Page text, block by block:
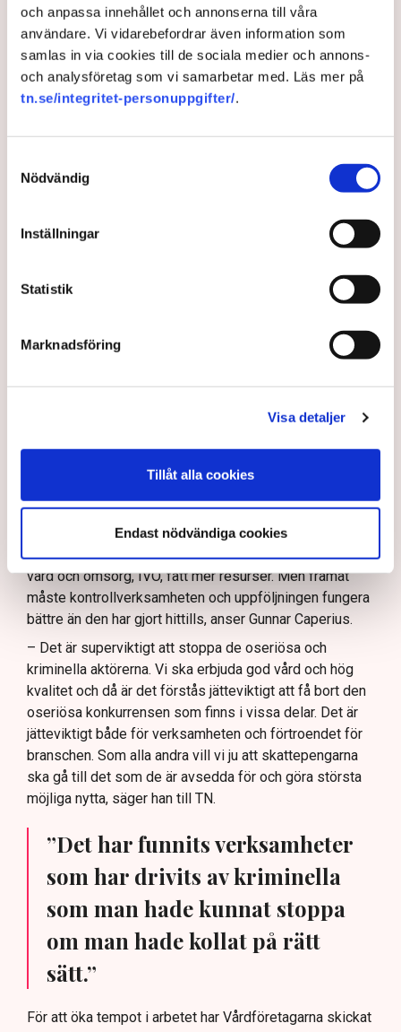
och anpassa innehållet och annonserna till våra
användare. Vi vidarebefordrar även information som
samlas in via cookies till de sociala medier och annons-
och analysföretag som vi samarbetar med. Läs mer på
tn.se/integritet-personuppgifter/.
Nödvändig
Inställningar
Statistik
Marknadsföring
Visa detaljer
Tillåt alla cookies
Endast nödvändiga cookies
varnar politiken för att tappa fokus. ”Då
kommer det att lamslå allt annat arbete
i massor av år framåt”, säger han till TN.
mer under nästa mandatperiod. Så sammanfattar Gunnar
branschorganisationen Vårdföretagarna, läget i den
Gunnar Caperius, förbundsdirektör för
Vårdföretagarna, betonar behovet av ökat arbete
Regeringen har utökat myndigheters möjligheter att
vårdinrättningar måste förbättras, enligt Caperius.
Vårdföretagarna vill se skärpta
bakgrundskontroller och mer fysisk tillsyn.
Stockholms stad ses som ett gott exempel när det
kommer till effektiv kontroll av vårdinrättningar.
Framtida lagstiftning bör möjliggöra kontinuerlig
kontroll av anställda inom vården, anser
Vårdföretagarna.
Vårdföretagarna välkomnar att den sittande regeringen
bland annat har utökat möjligheterna för myndigheter att
dela information med varandra och att Inspektionen för
vård och omsorg, IVO, fått mer resurser. Men framåt
måste kontrollverksamheten och uppföljningen fungera
bättre än den har gjort hittills, anser Gunnar Caperius.
– Det är superviktigt att stoppa de oseriösa och
kriminella aktörerna. Vi ska erbjuda god vård och hög
kvalitet och då är det förstås jätteviktigt att få bort den
oseriösa konkurrensen som finns i vissa delar. Det är
jätteviktigt både för verksamheten och förtroendet för
branschen. Som alla andra vill vi ju att skattepengarna
ska gå till det som de är avsedda för och göra största
möjliga nytta, säger han till TN.
”Det har funnits verksamheter
som har drivits av kriminella
som man hade kunnat stoppa
om man hade kollat på rätt
sätt.”
För att öka tempot i arbetet har Vårdföretagarna skickat